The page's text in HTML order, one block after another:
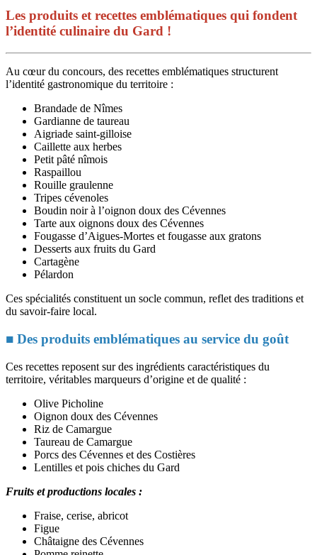
Les produits et recettes emblématiques qui fondent
l’identité culinaire du Gard !
Au cœur du concours, des recettes emblématiques structurent
l’identité gastronomique du territoire :
Brandade de Nîmes
Gardianne de taureau
Aigriade saint-gilloise
Caillette aux herbes
Petit pâté nîmois
Raspaillou
Rouille graulenne
Tripes cévenoles
Boudin noir à l’oignon doux des Cévennes
Tarte aux oignons doux des Cévennes
Fougasse d’Aigues-Mortes et fougasse aux gratons
Desserts aux fruits du Gard
Cartagène
Pélardon
Ces spécialités constituent un socle commun, reflet des traditions et
du savoir-faire local.
■ Des produits emblématiques au service du goût
Ces recettes reposent sur des ingrédients caractéristiques du
territoire, véritables marqueurs d’origine et de qualité :
Olive Picholine
Oignon doux des Cévennes
Riz de Camargue
Taureau de Camargue
Porcs des Cévennes et des Costières
Lentilles et pois chiches du Gard
Fruits et productions locales :
Fraise, cerise, abricot
Figue
Châtaigne des Cévennes